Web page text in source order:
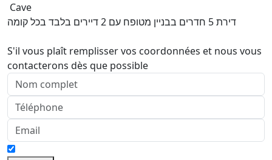
Cave
דירת 5 חדרים בבניין מטופח עם 2 דיירים בלבד בכל קומה
S'il vous plaît remplisser vos coordonnées et nous vous
contacterons dès que possible